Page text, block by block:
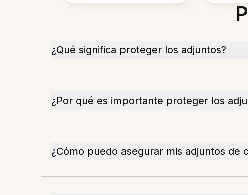
¿Qué significa proteger los adjuntos?
¿Por qué es importante proteger los
¿Cómo puedo asegurar mis adjuntos de